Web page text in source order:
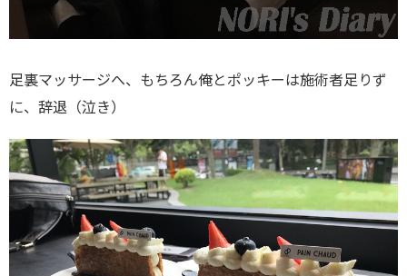
足裏マッサージへ、もちろん俺とポッキーは施術者足りず
に、辞退（泣き）